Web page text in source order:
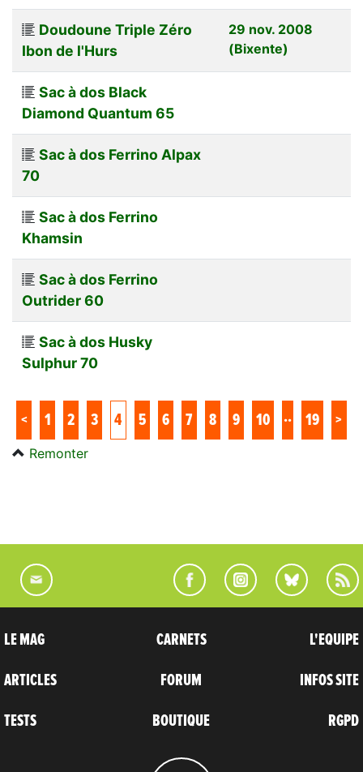
Doudoune Triple Zéro
Ibon de l'Hurs
29 nov. 2008
(Bixente)
Sac à dos Black
Diamond Quantum 65
Sac à dos Ferrino Alpax
70
Sac à dos Ferrino
Khamsin
Sac à dos Ferrino
Outrider 60
Sac à dos Husky
Sulphur 70
< 1 2 3 4 5 6 7 8 9 10 .. 19 >
Remonter
LE MAG
ARTICLES
TESTS
CARNETS
FORUM
BOUTIQUE
L'EQUIPE
INFOS SITE
RGPD